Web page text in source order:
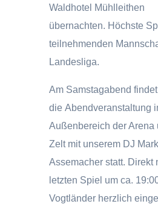
Waldhotel Mühlleithen
übernachten. Höchste
teilnehmenden
Landesliga.
Am Samstagabend findet
die Abendveranstaltung
Außenbereich der Arena
Zelt mit unserem DJ
Assemacher statt. Direkt
letzten Spiel um ca.
Vogtländer herzlich